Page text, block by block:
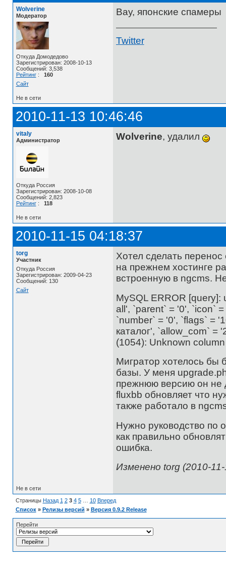
Wolverine
Модератор
Откуда Домодедово
Зарегистрирован: 2008-10-13
Сообщений: 3,538
Рейтинг: 160
Сайт
Вау, японские спамеры
Twitter
Не в сети
2010-11-13 10:46:46
vitaly
Администратор
Откуда Россия
Зарегистрирован: 2008-10-08
Сообщений: 2,823
Рейтинг: 118
Wolverine, удалил
Не в сети
2010-11-15 04:18:37
torg
Участник
Откуда Россия
Зарегистрирован: 2009-04-23
Сообщений: 130
Сайт
Хотел сделать
на прежнем хостинге
встроенную в ngcms.
MySQL ERROR
all', `parent` = '0', `icon`
`number` = '0', `flags` =
каталог', `allow_com` =
(1054): Unknown
Мигратор хотелось бы
базы. У меня
прежнюю версию он не
fluxbb обновляет что
также работало в
Нужно руководство по
как правильно
ошибка.
Изменено torg (2010-
Не в сети
Страницы Назад 1 2 3 4 5 10 Вперед
Список » Релизы версий » Версия 0.9.2 Release
Перейти